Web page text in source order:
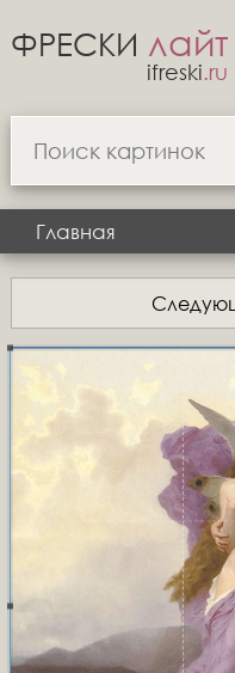
ФРЕСКИ лайт
ifreski.ru
Главная